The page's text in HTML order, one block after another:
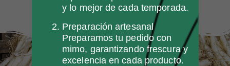
y lo mejor de cada temporada.
Preparación artesanal
Preparamos tu pedido con
mimo, garantizando frescura y
excelencia en cada producto.